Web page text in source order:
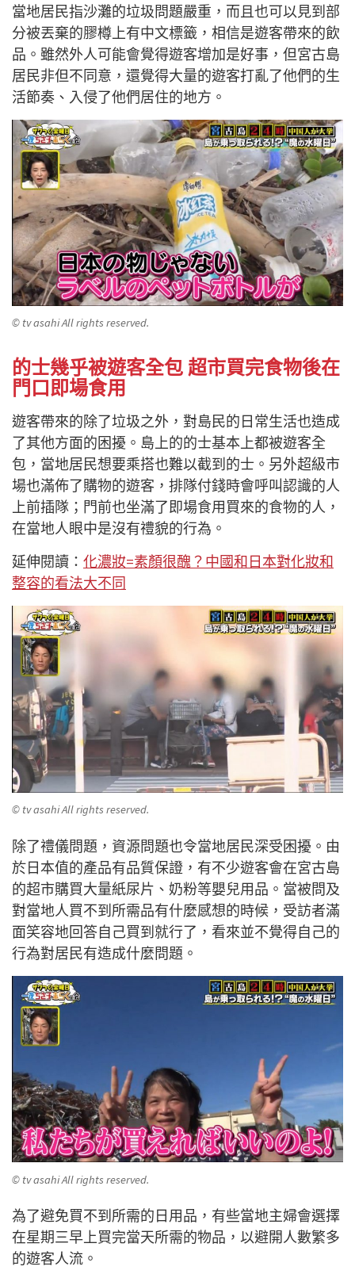
當地居民指沙灘的垃圾問題嚴重，而且也可以見到部
分被丟棄的膠樽上有中文標籤，相信是遊客帶來的飲
品。雖然外人可能會覺得遊客增加是好事，但宮古島
居民非但不同意，還覺得大量的遊客打亂了他們的生
活節奏、入侵了他們居住的地方。
© tv asahi All rights reserved.
的士幾乎被遊客全包 超市買完食物後在
門口即場食用
遊客帶來的除了垃圾之外，對島民的日常生活也造成
了其他方面的困擾。島上的的士基本上都被遊客全
包，當地居民想要乘搭也難以截到的士。另外超級市
場也滿佈了購物的遊客，排隊付錢時會呼叫認識的人
上前插隊；門前也坐滿了即場食用買來的食物的人，
在當地人眼中是沒有禮貌的行為。
延伸閱讀： 化濃妝=素顏很醜？中國和日本對化妝和
整容的看法大不同
© tv asahi All rights reserved.
除了禮儀問題，資源問題也令當地居民深受困擾。由
於日本值的產品有品質保證，有不少遊客會在宮古島
的超市購買大量紙尿片、奶粉等嬰兒用品。當被問及
對當地人買不到所需品有什麼感想的時候，受訪者滿
面笑容地回答自己買到就行了，看來並不覺得自己的
行為對居民有造成什麼問題。
© tv asahi All rights reserved.
為了避免買不到所需的日用品，有些當地主婦會選擇
在星期三早上買完當天所需的物品，以避開人數繁多
的遊客人流。